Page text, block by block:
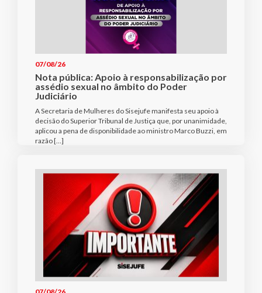
07/08/26
Nota pública: Apoio à responsabilização por
assédio sexual no âmbito do Poder
Judiciário
A Secretaria de Mulheres do Sisejufe manifesta seu apoio à
decisão do Superior Tribunal de Justiça que, por unanimidade,
aplicou a pena de disponibilidade ao ministro Marco Buzzi, em
razão […]